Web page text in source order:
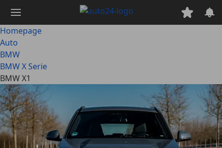
naar
hoofdinhoud
Homepage
Auto
BMW
BMW X Serie
BMW X1